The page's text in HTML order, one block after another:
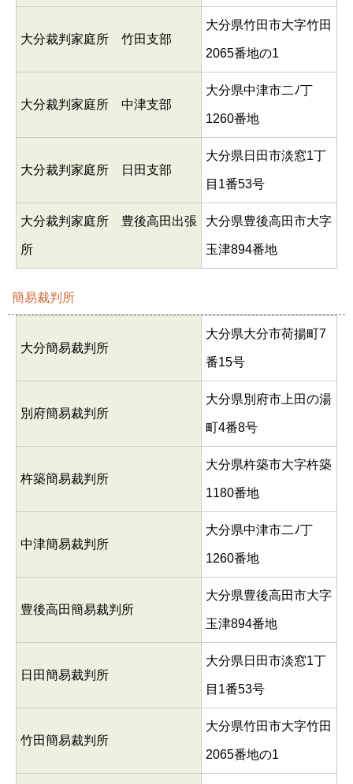
大分裁判家庭所 竹田支部
大分県竹田市大字竹田
2065番地の1
大分裁判家庭所 中津支部
大分県中津市二ﾉ丁
1260番地
大分裁判家庭所 日田支部
大分県日田市淡窓1丁
目1番53号
大分裁判家庭所 豊後高田出張
所
大分県豊後高田市大字
玉津894番地
簡易裁判所
大分簡易裁判所
大分県大分市荷揚町7
番15号
別府簡易裁判所
大分県別府市上田の湯
町4番8号
杵築簡易裁判所
大分県杵築市大字杵築
1180番地
中津簡易裁判所
大分県中津市二ﾉ丁
1260番地
豊後高田簡易裁判所
大分県豊後高田市大字
玉津894番地
日田簡易裁判所
大分県日田市淡窓1丁
目1番53号
竹田簡易裁判所
大分県竹田市大字竹田
2065番地の1